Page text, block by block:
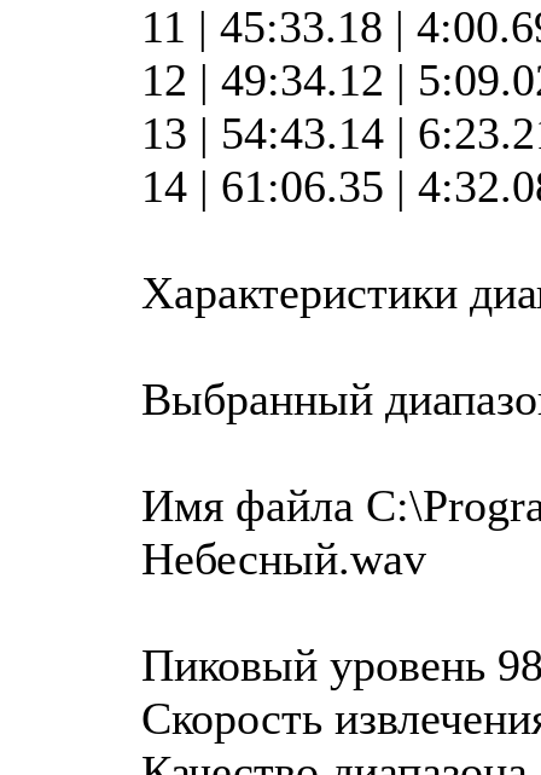
11 | 45:33.18 |
12 | 49:34.12 |
13 | 54:43.14 |
14 | 61:06.35 |
Характеристики
Выбранный
Имя файла
Небесный.wav
Пиковый уровень
Скорость